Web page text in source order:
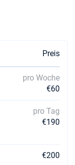
Preis
pro Woche
€60
pro Tag
€190
€200